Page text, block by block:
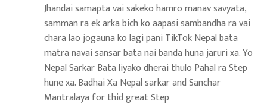
Jhandai samapta vai sakeko hamro manav savyata,
samman ra ek arka bich ko aapasi sambandha ra vai
chara lao jogauna ko lagi pani TikTok Nepal bata
matra navai sansar bata nai banda huna jaruri xa. Yo
Nepal Sarkar Bata liyako dherai thulo Pahal ra Step
hune xa. Badhai Xa Nepal sarkar and Sanchar
Mantralaya for thid great Step